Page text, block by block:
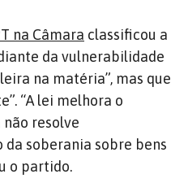
na Câmara classificou a
da vulnerabilidade
na matéria”, mas que
“A lei melhora o
resolve
soberania sobre bens
o partido.